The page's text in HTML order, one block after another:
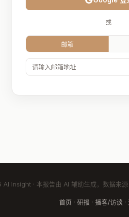
或
邮箱
Insight · 本报告由 AI 辅助生成，数据来
首页 · 研报 · 播客/访谈 ·